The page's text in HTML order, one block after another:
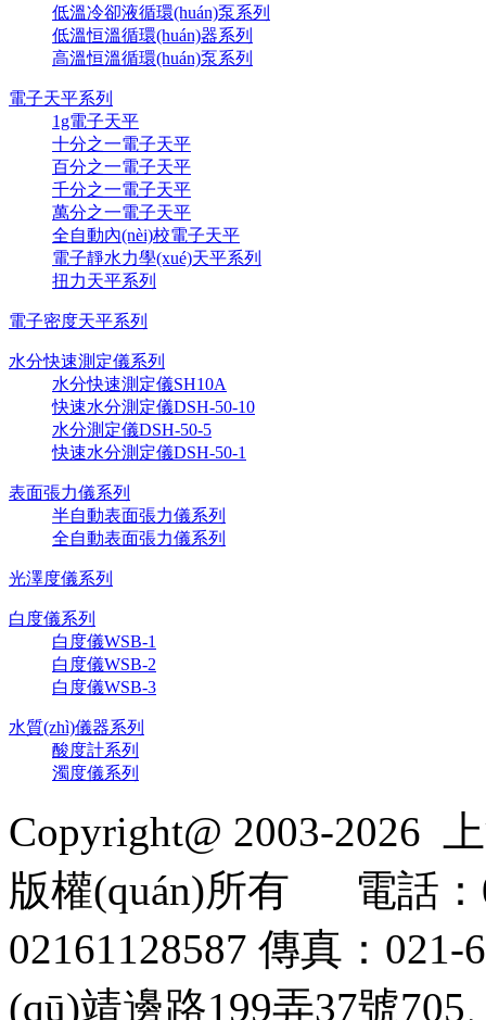
低溫冷卻液循環(huán)泵系列
低溫恒溫循環(huán)器系列
高溫恒溫循環(huán)泵系列
電子天平系列
1g電子天平
十分之一電子天平
百分之一電子天平
千分之一電子天平
萬分之一電子天平
全自動內(nèi)校電子天平
電子靜水力學(xué)天平系列
扭力天平系列
電子密度天平系列
水分快速測定儀系列
水分快速測定儀SH10A
快速水分測定儀DSH-50-10
水分測定儀DSH-50-5
快速水分測定儀DSH-50-1
表面張力儀系列
半自動表面張力儀系列
全自動表面張力儀系列
光澤度儀系列
白度儀系列
白度儀WSB-1
白度儀WSB-2
白度儀WSB-3
水質(zhì)儀器系列
酸度計系列
濁度儀系列
Copyright@ 2003-2026
版權(quán)所有 電話
02161128587 傳真：021-
(qū)靖邊路199弄37號705